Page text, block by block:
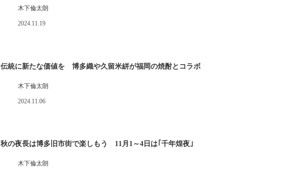
木下倫太朗
2024.11.19
伝統に新たな価値を 博多織や久留米絣が福岡の焼酎とコラボ
木下倫太朗
2024.11.06
秋の夜長は博多旧市街で楽しもう 11月1～4日は｢千年煌夜｣
木下倫太朗